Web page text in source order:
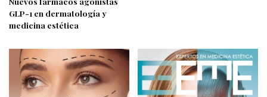
GLP-1 en dermatología y
medicina estética